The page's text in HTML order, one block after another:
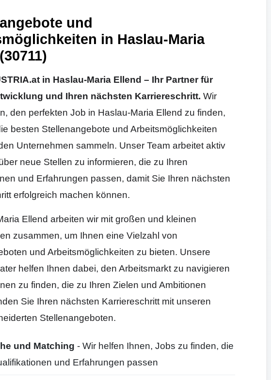
und
in Haslau-Maria
in Haslau-Maria Ellend – Ihr Partner für
und Ihren nächsten Karriereschritt. Wir
den perfekten Job in Haslau-Maria Ellend zu finden,
besten Stellenangebote und Arbeitsmöglichkeiten
Unternehmen sammeln. Unser Team arbeitet aktiv
neue Stellen zu informieren, die zu Ihren
und Erfahrungen passen, damit Sie Ihren nächsten
erfolgreich machen können.
Ellend arbeiten wir mit großen und kleinen
zusammen, um Ihnen eine Vielzahl von
und Arbeitsmöglichkeiten zu bieten. Unsere
helfen Ihnen dabei, den Arbeitsmarkt zu navigieren
zu finden, die zu Ihren Zielen und Ambitionen
Sie Ihren nächsten Karriereschritt mit unseren
Stellenangeboten.
und Matching - Wir helfen Ihnen, Jobs zu finden, die
und Erfahrungen passen